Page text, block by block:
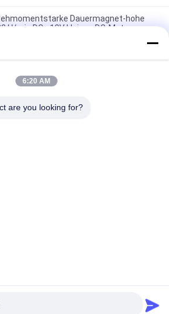
Dauermagnet-hohe
U/min DCs 12V kleinen DC-Motor
24VDC entwurmen 46mm Getriebe-
Maschine
schloss drehmomentstarker Motor
Sie ein Angebot
6:20 AM
are you looking for?